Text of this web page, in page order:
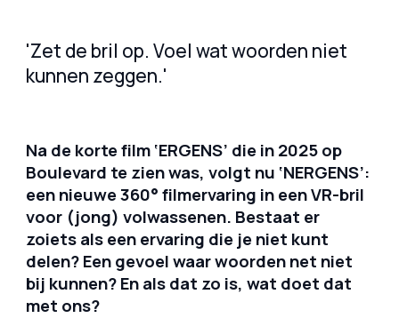
'Zet de bril op. Voel wat woorden niet
kunnen zeggen.'
Na de korte film ‘ERGENS’ die in 2025 op
Boulevard te zien was, volgt nu ‘NERGENS’:
een nieuwe 360° filmervaring in een VR-bril
voor (jong) volwassenen. Bestaat er
zoiets als een ervaring die je niet kunt
delen? Een gevoel waar woorden net niet
bij kunnen? En als dat zo is, wat doet dat
met ons?